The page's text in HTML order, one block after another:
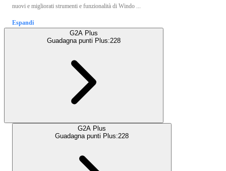
nuovi e migliorati strumenti e funzionalità di Windo ...
Espandi
G2A Plus
Guadagna punti Plus:228
G2A Plus
Guadagna punti Plus:228